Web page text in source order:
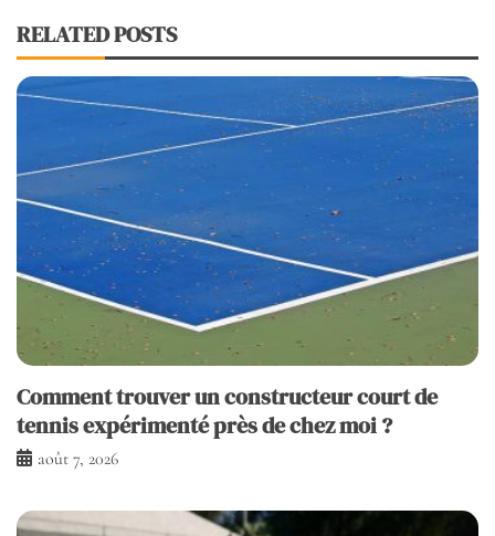
RELATED POSTS
Comment trouver un constructeur court de
tennis expérimenté près de chez moi ?
août 7, 2026